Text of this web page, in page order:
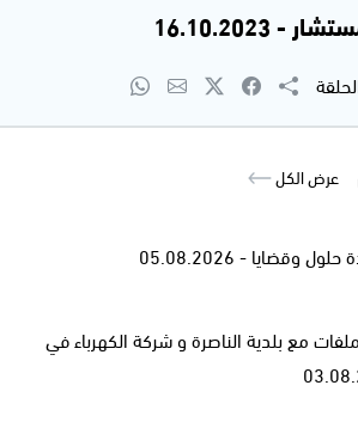
- 16.10.2023
عرض الكل
- 05.08.2026
مع بلدية الناصرة و شركة الكهرباء في